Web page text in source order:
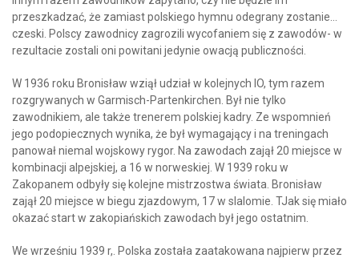
przeszkadzać, że zamiast polskiego hymnu odegrany zostanie...
czeski. Polscy zawodnicy zagrozili wycofaniem się z zawodów- w
rezultacie zostali oni powitani jedynie owacją publiczności.
W 1936 roku Bronisław wziął udział w kolejnych IO, tym razem
rozgrywanych w Garmisch-Partenkirchen. Był nie tylko
zawodnikiem, ale także trenerem polskiej kadry. Ze wspomnień
jego podopiecznych wynika, że był wymagający i na treningach
panował niemal wojskowy rygor. Na zawodach zajął 20 miejsce w
kombinacji alpejskiej, a 16 w norweskiej. W 1939 roku w
Zakopanem odbyły się kolejne mistrzostwa świata. Bronisław
zajął 20 miejsce w biegu zjazdowym, 17 w slalomie. TJak się miało
okazać start w zakopiańskich zawodach był jego ostatnim.
We wrześniu 1939 r,. Polska została zaatakowana najpierw przez